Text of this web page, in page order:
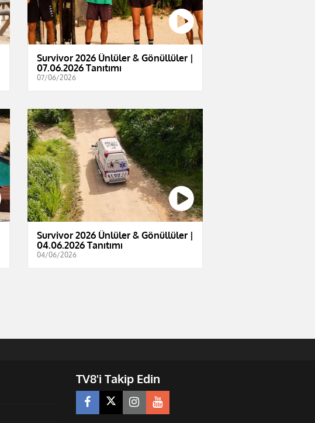
Survivor 2026 Ünlüler & Gönüllüler |
07.06.2026 Tanıtımı
07/06/2026
Survivor 2026 Ünlüler & Gönüllüler |
04.06.2026 Tanıtımı
04/06/2026
TV8'i Takip Edin